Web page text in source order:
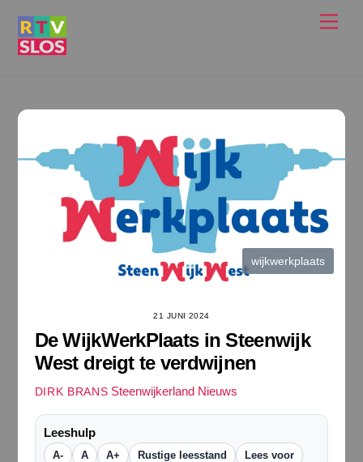
wijkwerkplaats
21 JUNI 2024
De WijkWerkPlaats in Steenwijk
West dreigt te verdwijnen
DIRK BRANS Steenwijkerland Nieuws
Leeshulp
A- A A+ Rustige leesstand Lees voor